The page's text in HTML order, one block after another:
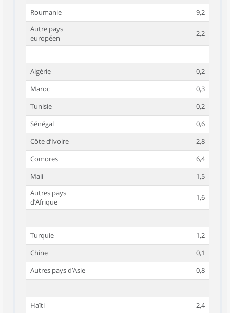
Roumanie
9,2
Autre pays
européen
2,2
Algérie
0,2
Maroc
0,3
Tunisie
0,2
Sénégal
0,6
Côte d’Ivoire
2,8
Comores
6,4
Mali
1,5
Autres pays
d’Afrique
1,6
Turquie
1,2
Chine
0,1
Autres pays d’Asie
0,8
Haïti
2,4